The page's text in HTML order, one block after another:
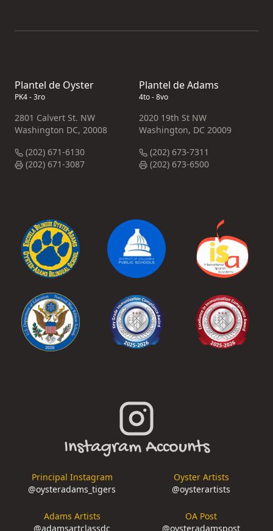
Plantel de Oyster
PK4 - 3ro
2801 Calvert St. NW
Washington DC, 20008
(202) 671-6130
(202) 671-3087
Plantel de Adams
4to - 8vo
2020 19th St NW
Washington, DC 20009
(202) 673-7311
(202) 673-6500
Instagram Accounts
Principal Instagram
@oysteradams_tigers
Oyster Artists
@oysterartists
Adams Artists
@adamsartclassdc
OA Post
@oysteradamspost